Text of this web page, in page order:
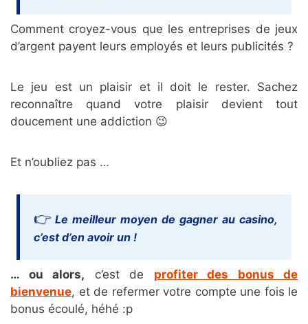
Comment croyez-vous que les entreprises de jeux
d’argent payent leurs employés et leurs publicités ?
Le jeu est un plaisir et il doit le rester. Sachez
reconnaître quand votre plaisir devient tout
doucement une addiction 😉
Et n’oubliez pas …
Le meilleur moyen de gagner au casino,
c’est d’en avoir un !
… ou alors, c’est de profiter des bonus de
bienvenue, et de refermer votre compte une fois le
bonus écoulé, héhé :p